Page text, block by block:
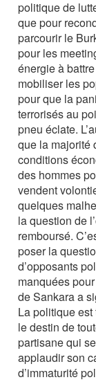
politique de
que pour
parcourir le
pour les
énergie à
mobiliser les
pour que la
terrorisés au
pneu éclate.
que la majorité
conditions
des hommes
vendent
quelques
la question de
remboursé.
poser la
d’opposants
manquées
de Sankara a
La politique
le destin de
partisane qui
applaudir son
d’immaturité